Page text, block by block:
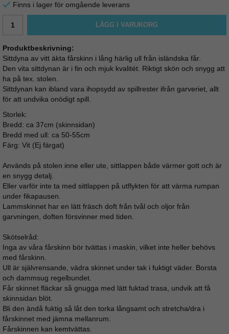
Finns i lager för omgående leverans
LÄGG I VARUKORG
Produktbeskrivning:
Sittdyna av vitt äkta fårskinn i lång härlig ull från isländska får.
Den vita sittdynan är i fin och mjuk kvalitét. Riktigt skön och snygg att
ha på tex. stolen.
Sittdynan kan ibland vara ihopsydd av spillrester ifrån garveriet, allt
för att undvika onödigt spill.
Storlek:
Bredd: ca 37cm (skinnsidan)
Bredd med ull: ca 50-55cm
Färg: Vit (Ej färgat)
Används på stolen inne eller ute, sittlappen både värmer gott och är
en snygg detalj.
Eller varför inte ta med sittlappen på utflykten för att värma rumpan
under fikapausen.
Lammskinnet har en lätt fräsch doft från tvål och oljor från
garvningen, doften försvinner med tiden.
Skötselråd:
Inga av våra fårskinn bör tvättas i maskin, vilket inte heller behövs
med fårskinn.
Ull är självrensande, vädra skinnet under tak i fuktigt väder. Borsta
och dammsug regelbundet.
Får skinnet fläckar så gnugga med lätt fuktad trasa, undvik att få
skinnsidan blöt.
Bli den ändå fuktig så låt den torka långsamt och stretcha/dra i
fårskinnet med jämna mellanrum.
Fårskinnen kan kemtvättas.